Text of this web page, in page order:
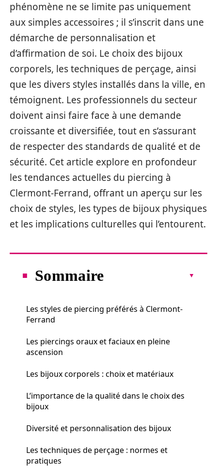
phénomène ne se limite pas uniquement
aux simples accessoires ; il s’inscrit dans une
démarche de personnalisation et
d’affirmation de soi. Le choix des bijoux
corporels, les techniques de perçage, ainsi
que les divers styles installés dans la ville, en
témoignent. Les professionnels du secteur
doivent ainsi faire face à une demande
croissante et diversifiée, tout en s’assurant
de respecter des standards de qualité et de
sécurité. Cet article explore en profondeur
les tendances actuelles du piercing à
Clermont-Ferrand, offrant un aperçu sur les
choix de styles, les types de bijoux physiques
et les implications culturelles qui l’entourent.
Sommaire
Les styles de piercing préférés à Clermont-
Ferrand
Les piercings oraux et faciaux en pleine
ascension
Les bijoux corporels : choix et matériaux
L’importance de la qualité dans le choix des
bijoux
Diversité et personnalisation des bijoux
Les techniques de perçage : normes et
pratiques